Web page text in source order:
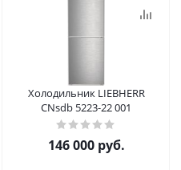
Холодильник LIEBHERR
CNsdb 5223-22 001
146 000руб.